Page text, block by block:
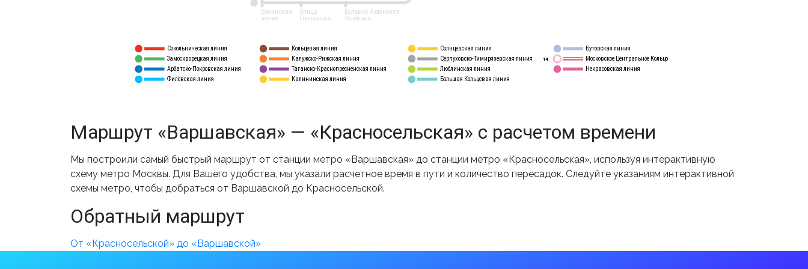
Сокольническая линия
Замоскворецкая линия
Арбатско-Покровская линия
Филёвская линия
Кольцевая линия
Калужско-Рижская линия
Таганско-Краснопресненская линия
Калининская линия
Солнцевская линия
Серпуховско-Тимирязевская линия
Люблинская линия
Бутовская линия
Московское Центральное Кольцо
Большая Кольцевая линия
Некрасовская линия
14
Бульвар Адмирала
Ушакова
Улица
Горчакова
Бунинская
аллея
Маршрут «Варшавская» — «Красносельская» с расчетом времени
Мы построили самый быстрый маршрут от станции метро «Варшавская» до станции метро «Красносельская», используя интерактивную
схему метро Москвы. Для Вашего удобства, мы указали расчетное время в пути и количество пересадок. Следуйте указаниям интерактивной
схемы метро, чтобы добраться от Варшавской до Красносельской.
Обратный маршрут
От «Красносельской» до «Варшавской»